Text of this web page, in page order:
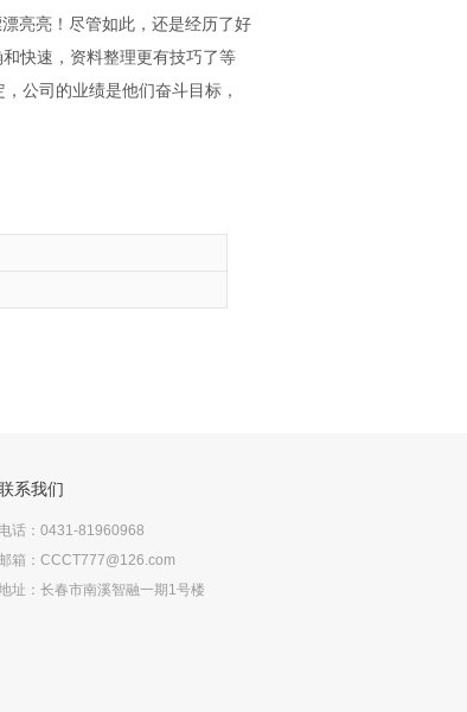
亮亮！尽管如此，还是经历了好
快速，资料整理更有技巧了等
公司的业绩是他们奋斗目标，
系我们
电话：0431-81960968
邮箱：CCCT777@126.com
址：长春市南溪智融一期1号楼